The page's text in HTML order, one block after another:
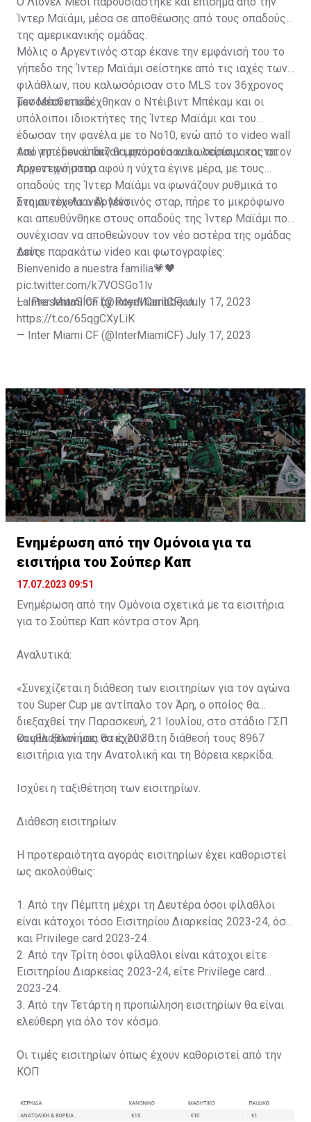
Ίντερ Μαϊάμι, μέσα σε αποθέωσης από τους οπαδούς
της αμερικανικής ομάδας.
Μόλις ο Αργεντινός σταρ έκανε την εμφάνισή του το
γήπεδο της Ίντερ Μαϊάμι σείστηκε από τις ιαχές των
φιλάθλων, που καλωσόρισαν στο MLS τον 36χρονος
μεσοεπιθετικό.
Τον Μέσι υποδέχθηκαν ο Ντέιβιντ Μπέκαμ και οι
υπόλοιποι ιδιοκτήτες της Ίντερ Μαϊάμι και του
έδωσαν την φανέλα με το Νο10, ενώ από το video wall
του γηπέδου έπαιζαν μηνύματα καλωσορίσματος στον
Αργεντινό σταρ.
Από το... μενού δεν θα μπορούσαν να λείπουν και τα
πυροτεχνήματα αφού η νύχτα έγινε μέρα, με τους
οπαδούς της Ίντερ Μαϊάμι να φωνάζουν ρυθμικά το
όνομα του Λιονέλ Μέσι.
Στη συνέχεια ο Αργεντινός σταρ, πήρε το μικρόφωνο
και απευθύνθηκε στους οπαδούς της Ίντερ Μαϊάμι που
συνέχισαν να αποθεώνουν τον νέο αστέρα της ομάδας
τους.
Δείτε παρακάτω video και φωτογραφίες:
Bienvenido a nuestra familia💗🖤
pic.twitter.com/k7VOSGo1lv
— Inter Miami CF (@InterMiamiCF)July 17, 2023
La PresentaSÍon by Royal Caribbean
https://t.co/65qgCXyLiK
— Inter Miami CF (@InterMiamiCF) July 17, 2023
Ενημέρωση από την Ομόνοια για τα
εισιτήρια του Σούπερ Καπ
17.07.2023 09:51
Ενημέρωση από την Ομόνοια σχετικά με τα εισιτήρια
για το Σούπερ Καπ κόντρα στον Άρη.
Αναλυτικά:
«Συνεχίζεται η διάθεση των εισιτηρίων για τον αγώνα
του Super Cup με αντίπαλο τον Άρη, ο οποίος θα
διεξαχθεί την Παρασκευή, 21 Ιουλίου, στο στάδιο ΓΣΠ
και θα ξεκινήσει στις 20:30.
Οι φίλαθλοί μας θα έχουν στη διάθεσή τους 8967
εισιτήρια για την Ανατολική και τη Βόρεια κερκίδα.
Ισχύει η ταξιθέτηση των εισιτηρίων.
Διάθεση εισιτηρίων
Η προτεραιότητα αγοράς εισιτηρίων έχει καθοριστεί
ως ακολούθως:
1. Από την Πέμπτη μέχρι τη Δευτέρα όσοι φίλαθλοι
είναι κάτοχοι τόσο Εισιτηρίου Διαρκείας 2023-24, όσο
και Privilege card 2023-24.
2. Από την Τρίτη όσοι φίλαθλοι είναι κάτοχοι είτε
Εισιτηρίου Διαρκείας 2023-24, είτε Privilege card
2023-24.
3. Από την Τετάρτη η προπώληση εισιτηρίων θα είναι
ελεύθερη για όλο τον κόσμο.
Οι τιμές εισιτηρίων όπως έχουν καθοριστεί από την
ΚΟΠ